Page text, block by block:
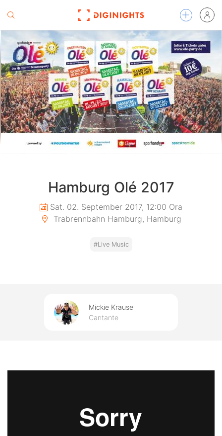
Hamburg Olé 2017
Sat. 02. September 2017, 12:00 Ora
Trabrennbahn Hamburg, Hamburg
#Live Music
Mickie Krause
Cantante